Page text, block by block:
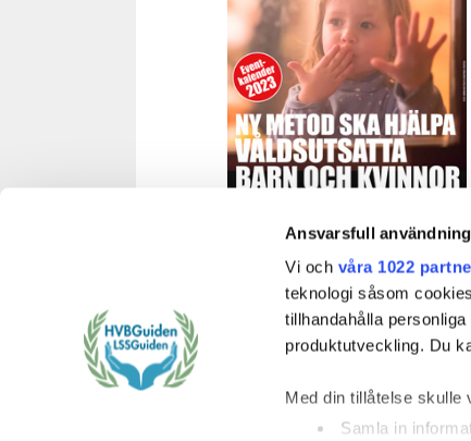
Ansvarsfull
Vi och våra 1022
teknologi såsom
tillhandahålla
produktutveckling. Du
Med din tillåtelse skulle
Samla in
HVB&LSSGuiden, nr 1 2023
Läs (PDF-fil 8 MB)